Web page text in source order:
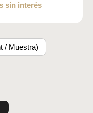
sin interés
/ Muestra)